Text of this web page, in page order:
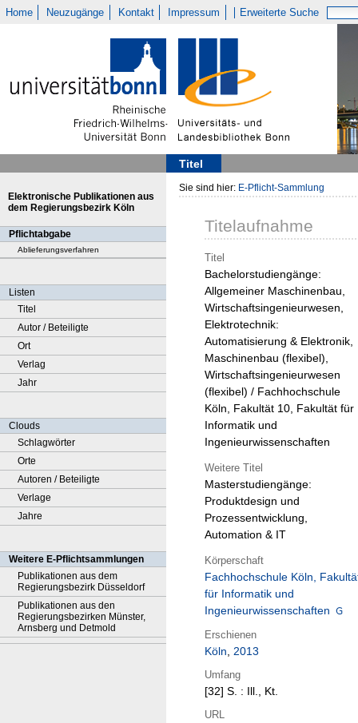
Home Neuzugänge Kontakt Impressum Erweiterte Suche
Titel
Elektronische Publikationen aus
dem Regierungsbezirk Köln
Pflichtabgabe
Ablieferungsverfahren
Listen
Titel
Autor / Beteiligte
Ort
Verlag
Jahr
Clouds
Schlagwörter
Orte
Autoren / Beteiligte
Verlage
Jahre
Weitere E-Pflichtsammlungen
Publikationen aus dem
Regierungsbezirk Düsseldorf
Publikationen aus den
Regierungsbezirken Münster,
Arnsberg und Detmold
Sie sind hier: E-Pflicht-Sammlung
Titelaufnahme
Titel
Bachelorstudiengänge:
Allgemeiner Maschinenbau,
Wirtschaftsingenieurwesen,
Elektrotechnik:
Automatisierung & Elektronik,
Maschinenbau (flexibel),
Wirtschaftsingenieurwesen
(flexibel) / Fachhochschule
Köln, Fakultät 10, Fakultät für
Informatik und
Ingenieurwissenschaften
Weitere Titel
Masterstudiengänge:
Produktdesign und
Prozessentwicklung,
Automation & IT
Körperschaft
Fachhochschule Köln,
für Informatik und
Ingenieurwissenschaften
Erschienen
Köln, 2013
Umfang
[32] S. : Ill., Kt.
URL